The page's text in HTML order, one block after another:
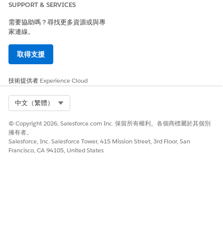
此文章是否解決您的問題？
SUPPORT & SERVICES
需要協助嗎？尋找更多資源或與專
家連線。
取得支援
技術提供者 Experience Cloud
中文（繁體）
© Copyright 2026, Salesforce.com Inc. 保留所有權利。各個商標屬於其個別
擁有者。
Salesforce, Inc. Salesforce Tower, 415 Mission Street, 3rd Floor, San
Francisco, CA 94105, United States